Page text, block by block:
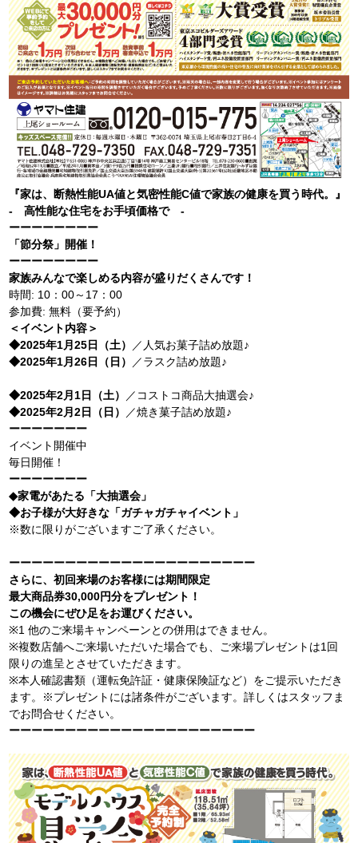
『家は、断熱性能UA値と気密性能C値で家族の健康を買う時代。』
- 高性能な住宅をお手頃価格で -
ーーーーーーーー
「節分祭」開催！
ーーーーーーーー
家族みんなで楽しめる内容が盛りだくさんです！
時間: 10：00～17：00
参加費: 無料（要予約）
＜イベント内容＞
◆2025年1月25日（土）
／人気お菓子詰め放題♪
◆2025年1月26日（日）
／ラスク詰め放題♪
◆2025年2月1日（土）
／コストコ商品大抽選会♪
◆2025年2月2日（日）
／焼き菓子詰め放題♪
ーーーーーーー
イベント開催中
毎日開催！
ーーーーーーー
◆家電があたる「大抽選会」
◆お子様が大好きな「ガチャガチャイベント」
※数に限りがございますご了承ください。
ーーーーーーーーーーーーーーーーーーーーーー
さらに、初回来場のお客様には期間限定
最大商品券30,000円分をプレゼント！
この機会にぜひ足をお運びください。
※1 他のご来場キャンペーンとの併用はできません。
※複数店舗へご来場いただいた場合でも、ご来場プレゼントは1回
限りの進呈とさせていただきます。
※本人確認書類（運転免許証・健康保険証など）をご提示いただき
ます。※プレゼントには諸条件がございます。詳しくはスタッフま
でお問合せください。
ーーーーーーーーーーーーーーーーーーーーーー